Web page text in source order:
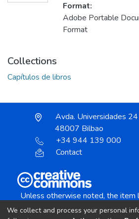
Format:
Adobe Portable
Format
Collections
Capítulos de libros
Avda. Universidades 24
48007 Bilbao
+34 944 139 000
Contact
Unless otherwise noted, the item
We collect and process your personal